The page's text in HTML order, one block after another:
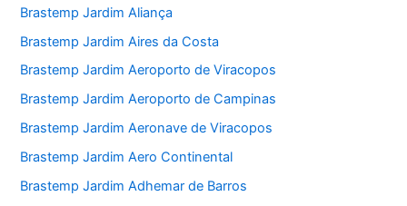
Brastemp Jardim Aliança
Brastemp Jardim Aires da Costa
Brastemp Jardim Aeroporto de Viracopos
Brastemp Jardim Aeroporto de Campinas
Brastemp Jardim Aeronave de Viracopos
Brastemp Jardim Aero Continental
Brastemp Jardim Adhemar de Barros